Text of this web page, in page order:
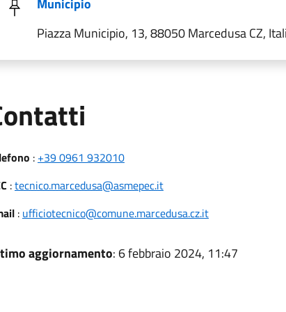
Municipio
Piazza Municipio, 13, 88050 Marcedusa CZ,
: +39 0961 932010
:tecnico.marcedusa@asmepec.it
: ufficiotecnico@comune.marcedusa.cz.it
aggiornamento: 6 febbraio 2024, 11:47